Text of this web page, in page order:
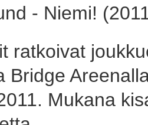
- Niemi!
ratkoivat
Bridge
Mukana